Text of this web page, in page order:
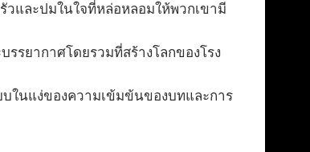
และปมในใจที่หล่อหลอมให้พวกเขามี
รยากาศโดยรวมที่สร้างโลกของโรง
บในแง่ของความเข้มข้นของบทและการ